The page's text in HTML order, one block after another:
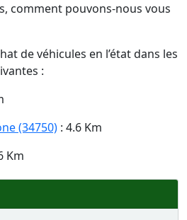
comment pouvons-nous vous
de véhicules en l’état dans les
:
(34750) : 4.6 Km
Km